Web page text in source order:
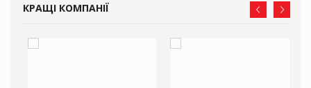
КРАЩІ КОМПАНІЇ